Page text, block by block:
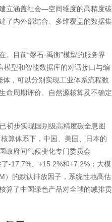
立涵盖社会—空间维度的高精度碳
了内外部结合、多维覆盖的数据集
目前“磐石·禹衡”模型的服务界
型和智能数据库的对话接口与编
，可以分别实现工业体系流程数
命周期评价、自然源核算及不确定
初步实现国别级高精度碳全息图
算体系下，中国、美国、日本的
政府间气候变化专门委员会
-17.7%、+15.2%和+7.2%；大模
）的默认排放因子，系统性地高估
算了中国绿色产品对全球的减排贡